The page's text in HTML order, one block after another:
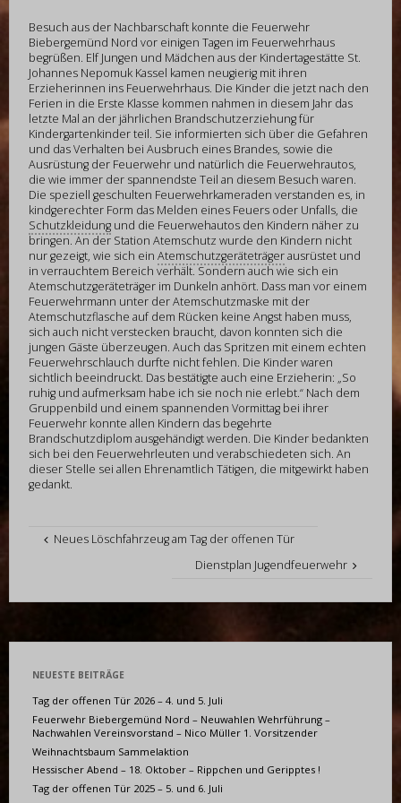
Besuch aus der Nachbarschaft konnte die Feuerwehr
Biebergemünd Nord vor einigen Tagen im Feuerwehrhaus
begrüßen. Elf Jungen und Mädchen aus der Kindertagestätte St.
Johannes Nepomuk Kassel kamen neugierig mit ihren
Erzieherinnen ins Feuerwehrhaus. Die Kinder die jetzt nach den
Ferien in die Erste Klasse kommen nahmen in diesem Jahr das
letzte Mal an der jährlichen Brandschutzerziehung für
Kindergartenkinder teil. Sie informierten sich über die Gefahren
und das Verhalten bei Ausbruch eines Brandes, sowie die
Ausrüstung der Feuerwehr und natürlich die Feuerwehrautos,
die wie immer der spannendste Teil an diesem Besuch waren.
Die speziell geschulten Feuerwehrkameraden verstanden es, in
kindgerechter Form das Melden eines Feuers oder Unfalls, die
Schutzkleidung und die Feuerwehautos den Kindern näher zu
bringen. An der Station Atemschutz wurde den Kindern nicht
nur gezeigt, wie sich einAtemschutzgeräteträgerausrüstet und
in verrauchtem Bereich verhält. Sondern auch wie sich ein
Atemschutzgeräteträger im Dunkeln anhört. Dass man vor einem
Feuerwehrmann unter der Atemschutzmaske mit der
Atemschutzflasche auf dem Rücken keine Angst haben muss,
sich auch nicht verstecken braucht, davon konnten sich die
jungen Gäste überzeugen. Auch das Spritzen mit einem echten
Feuerwehrschlauch durfte nicht fehlen. Die Kinder waren
sichtlich beeindruckt. Das bestätigte auch eine Erzieherin: „So
ruhig und aufmerksam habe ich sie noch nie erlebt.“ Nach dem
Gruppenbild und einem spannenden Vormittag bei ihrer
Feuerwehr konnte allen Kindern das begehrte
Brandschutzdiplom ausgehändigt werden. Die Kinder bedankten
sich bei den Feuerwehrleuten und verabschiedeten sich. An
dieser Stelle sei allen Ehrenamtlich Tätigen, die mitgewirkt haben
gedankt.
Neues Löschfahrzeug am Tag der offenen Tür
Dienstplan Jugendfeuerwehr
NEUESTE BEITRÄGE
Tag der offenen Tür 2026 – 4. und 5. Juli
Feuerwehr Biebergemünd Nord – Neuwahlen Wehrführung –
Nachwahlen Vereinsvorstand – Nico Müller 1. Vorsitzender
Weihnachtsbaum Sammelaktion
Hessischer Abend – 18. Oktober – Rippchen und Geripptes !
Tag der offenen Tür 2025 – 5. und 6. Juli